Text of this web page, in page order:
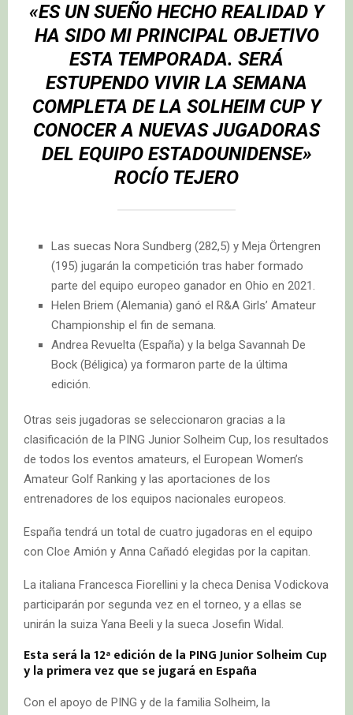
«ES UN SUEÑO HECHO REALIDAD Y
HA SIDO MI PRINCIPAL OBJETIVO
ESTA TEMPORADA. SERÁ
ESTUPENDO VIVIR LA SEMANA
COMPLETA DE LA SOLHEIM CUP Y
CONOCER A NUEVAS JUGADORAS
DEL EQUIPO ESTADOUNIDENSE»
ROCÍO TEJERO
Las suecas Nora Sundberg (282,5) y Meja Örtengren
(195) jugarán la competición tras haber formado
parte del equipo europeo ganador en Ohio en 2021.
Helen Briem (Alemania) ganó el R&A Girls’ Amateur
Championship el fin de semana.
Andrea Revuelta (España) y la belga Savannah De
Bock (Béligica) ya formaron parte de la última
edición.
Otras seis jugadoras se seleccionaron gracias a la
clasificación de la PING Junior Solheim Cup, los resultados
de todos los eventos amateurs, el European Women’s
Amateur Golf Ranking y las aportaciones de los
entrenadores de los equipos nacionales europeos.
España tendrá un total de cuatro jugadoras en el equipo
con Cloe Amión y Anna Cañadó elegidas por la capitan.
La italiana Francesca Fiorellini y la checa Denisa Vodickova
participarán por segunda vez en el torneo, y a ellas se
unirán la suiza Yana Beeli y la sueca Josefin Widal.
Esta será la 12ª edición de la PING Junior Solheim Cup
y la primera vez que se jugará en España
Con el apoyo de PING y de la familia Solheim, la